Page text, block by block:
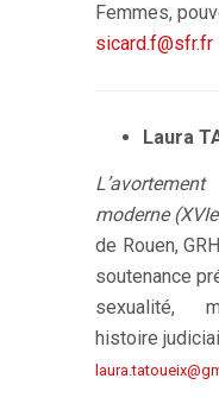
Femmes,
sicard.f@sfr.fr
Laura
moderne
de Rouen,
soutenance
sexualité,
histoire